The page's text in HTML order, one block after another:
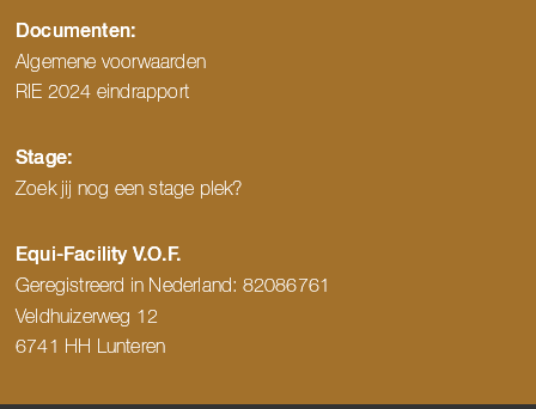
Documenten:
Algemene voorwaarden
RIE 2024 eindrapport
Stage:
Zoek jij nog een stage plek?
Equi-Facility V.O.F.
Geregistreerd in Nederland: 82086761
Veldhuizerweg 12
6741 HH Lunteren